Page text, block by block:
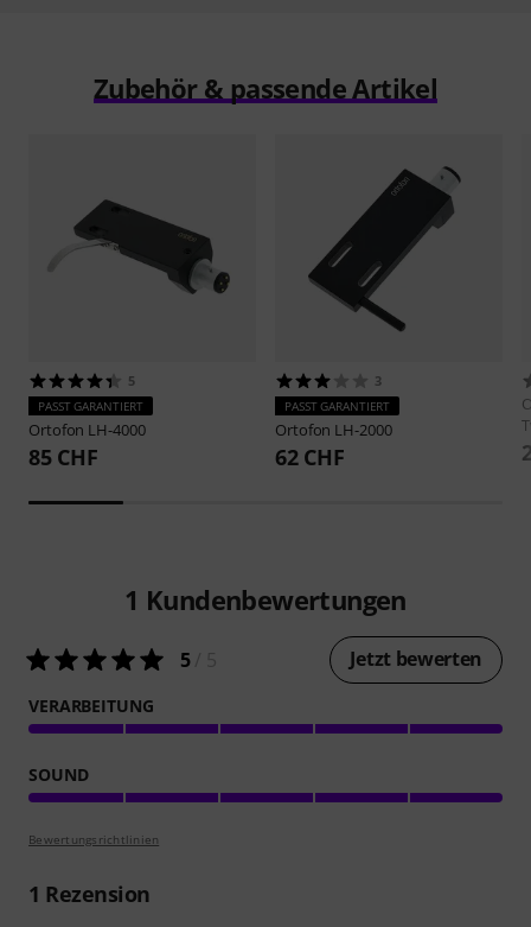
Zubehör & passende Artikel
5
PASST GARANTIERT
Ortofon LH-4000
85 CHF
3
PASST GARANTIERT
Ortofon LH-2000
62 CHF
1 Kundenbewertungen
5/ 5 Jetzt bewerten
VERARBEITUNG
SOUND
Bewertungsrichtlinien
1 Rezension